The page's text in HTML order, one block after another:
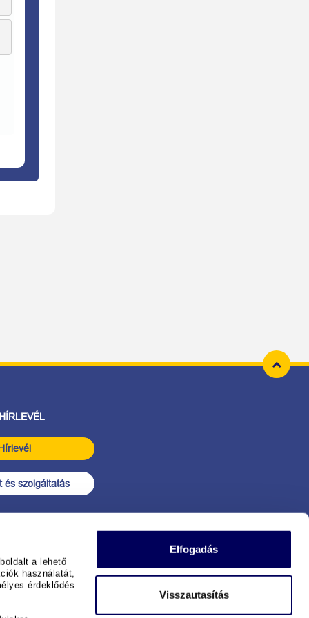
a lehető
használatát,
érdeklődés
Elfogadás
Visszautasítás
és szolgáltatás